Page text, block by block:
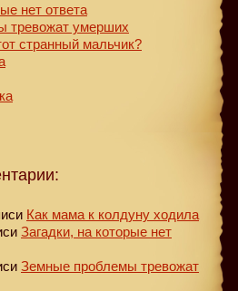
нет ответа
тревожат умерших
странный мальчик?
Как мама к колдуну ходила
Загадки, на которые нет
Земные проблемы тревожат